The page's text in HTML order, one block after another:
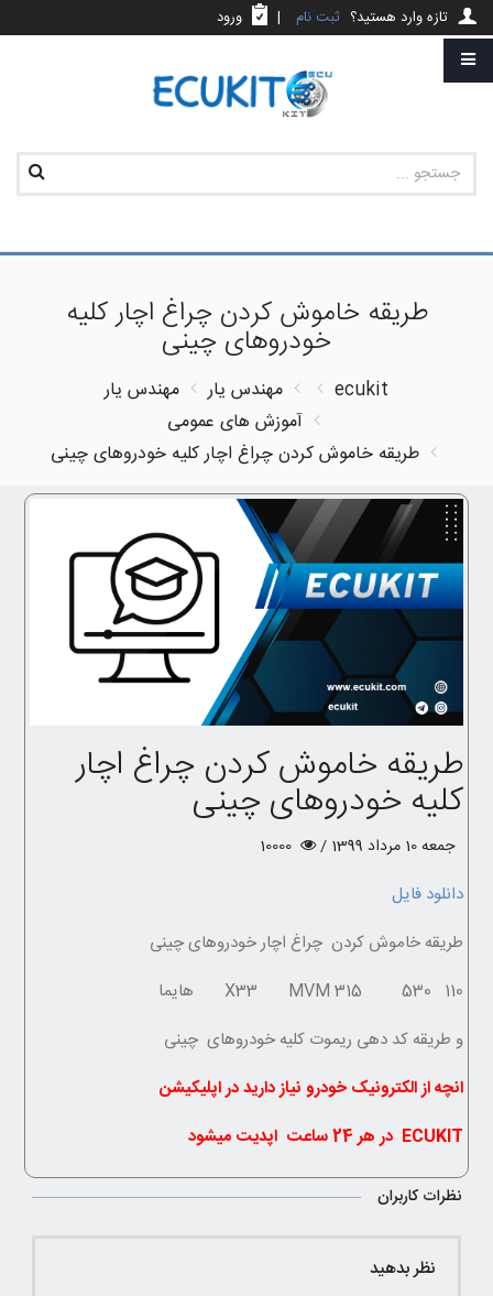
تازه وارد هستید؟ ثبت نام | ورود
طریقه خاموش کردن چراغ اچار کلیه
خودروهای چینی
ecukit مهندس یار
مهندس یار
آموزش های عمومی
طریقه خاموش کردن چراغ اچار کلیه خودروهای چینی
طریقه خاموش کردن چراغ اچار
کلیه خودروهای چینی
جمعه 10 مرداد 1399 /
دانلود فایل
طریقه خاموش کردن چراغ اچار خودروهای چینی
X33 MVM 315 530 110 هایما
و طریقه کد دهی ریموت کلیه خودروهای چینی
انچه از الکترونیک خودرو نیاز دارید در اپلیکیشن
ECUKIT در هر 24 ساعت اپدیت میشود
نظرات کاربران
نظر بدهید